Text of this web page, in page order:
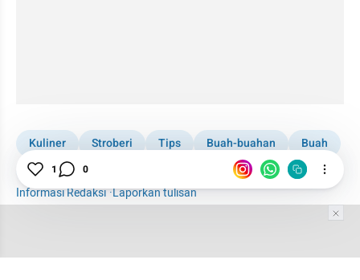
Kuliner Stroberi Tips Buah-buahan
Buah
Vitamin
Informasi Redaksi·Laporkan tulisan
1 0